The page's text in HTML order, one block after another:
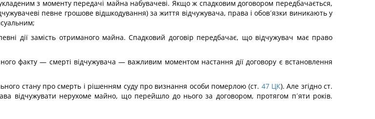
з моменту передачі майна набувачеві. Якщо ж спадковим договором передбачається,
певне грошове відшкодування) за життя відчужувача, права і обов´язки виникають у
дії замість отриманого майна. Спадковий договір передбачає, що відчужувач має право
факту — смерті відчужувача — важливим моментом настання дії договору є встановлення
стану про смерть і рішенням суду про визнання особи померлою (ст. 47 ЦК). Але згідно ст.
відчужувати нерухоме майно, що перейшло до нього за договором, протягом п´яти років.